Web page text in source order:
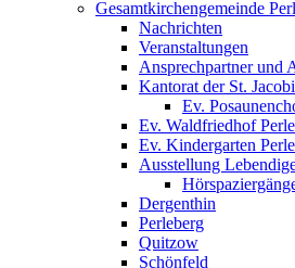
Gesamtkirchengemeinde
Nachrichten
Veranstaltungen
Ansprechpartner und
Kantorat der St.
Ev.
Ev. Waldfriedhof
Ev. Kindergarten
Ausstellung
Dergenthin
Perleberg
Quitzow
Schönfeld